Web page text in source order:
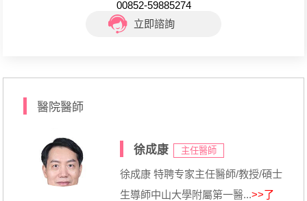
00852-59885274
立即諮詢
醫院醫師
徐成康 主任醫師
徐成康 特聘专家主任醫師/教授/碩士
生導師中山大學附屬第一醫...>>了